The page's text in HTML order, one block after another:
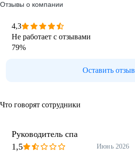
Отзывы о компании
4,3
Не работает с отзывами
79%
Оставить отзыв
Что говорят сотрудники
Руководитель спа
1,5
Июнь 2026